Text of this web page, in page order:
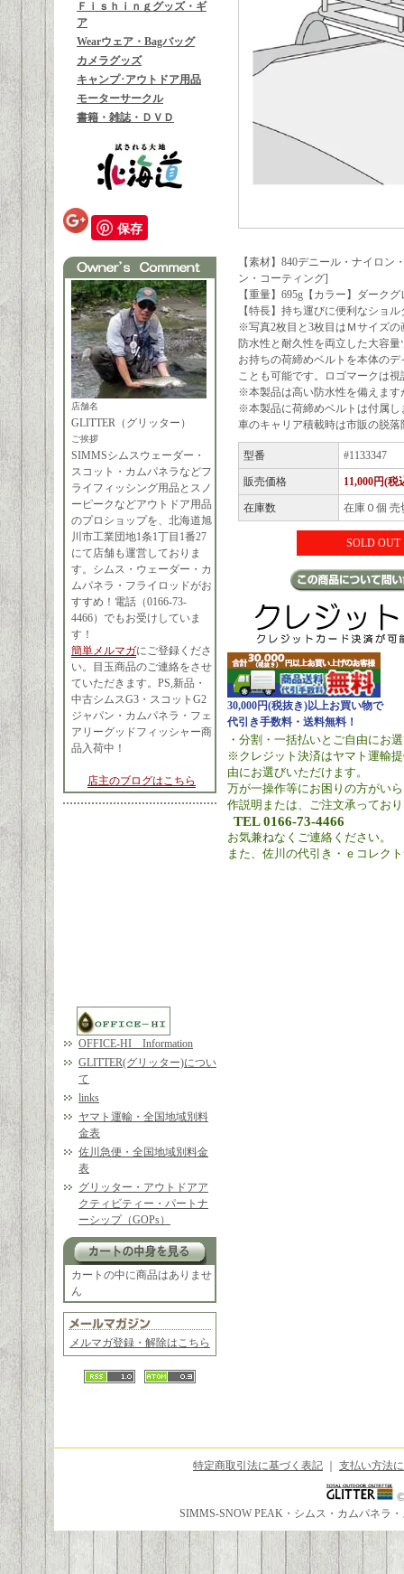
Ｆｉｓｈｉｎｇグッズ・ギ
ア
Wearウェア・Bagバッグ
カメラグッズ
キャンプ･アウトドア用品
モーターサークル
書籍・雑誌・ＤＶＤ
保存
店舗名
GLITTER（グリッター）
ご挨拶
SIMMSシムスウェーダー・
スコット・カムパネラなどフ
ライフィッシング用品とスノ
ーピークなどアウトドア用品
のプロショップを、北海道旭
川市工業団地1条1丁目1番27
にて店舗も運営しておりま
す。シムス・ウェーダー・カ
ムパネラ・フライロッドがお
すすめ！電話（0166-73-
4466）でもお受けしていま
す！
簡単メルマガにご登録くださ
い。目玉商品のご連絡をさせ
ていただきます。PS,新品・
中古シムスG3・スコットG2
ジャパン・カムパネラ・フェ
アリーグッドフィッシャー商
品入荷中！
店主のブログはこちら
OFFICE-HI Information
GLITTER(グリッター)につい
て
links
ヤマト運輸・全国地域別料
金表
佐川急便・全国地域別料金
表
グリッター・アウトドアア
クティビティー・パートナ
ーシップ（GOPs）
カートの中に商品はありませ
ん
メルマガ登録・解除はこちら
【素材】840デニール・ナイロ
ン・コーティング]
【重量】695g【カラー】ダーク
【特長】持ち運びに便利なショ
※写真2枚目と3枚目はＭサイズの
防水性と耐久性を両立した大容
お持ちの荷締めベルトを本体の
ことも可能です。ロゴマークは
※本製品は高い防水性を備えます
※本製品に荷締めベルトは付属し
車のキャリア積載時は市販の脱
型番 #1133347
販売価格 11,000円(税
在庫数 在庫０個 売
SOLD OUT
30,000円(税抜き)以上お買い物で
代引き手数料・送料無料！
・分割・一括払いとご自由にお
※クレジット決済はヤマト運輸
由にお選びいただけます。
万が一操作等にお困りの方がい
作説明または、ご注文承ってお
TEL 0166-73-4466
お気兼ねなくご連絡ください。
また、佐川の代引き・ｅコレク
特定商取引法に基づく表記 支払い方法
SIMMS-SNOW PEAK・シムス・カムパネラ